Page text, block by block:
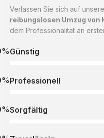
Verlassen Sie sich auf
reibungslosen Umzug von
dem Professionalität an
Günstig
Professionell
Sorgfältig